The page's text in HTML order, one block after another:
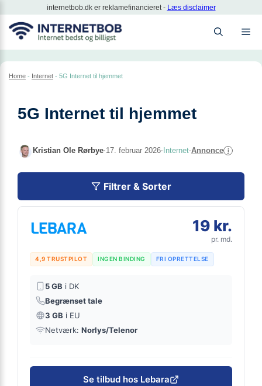
indhold
internetbob.dk er reklamefinancieret - Læs disclaimer
Home - Internet - 5G Internet til hjemmet
5G Internet til hjemmet
Kristian Ole Rørbye·17. februar 2026·Internet·Annonce i
Filtrer & Sorter
19 kr.
pr. md.
4,9 TRUSTPILOT INGEN BINDING FRI OPRETTELSE
5 GB i DK
Begrænset tale
3 GB i EU
Netværk: Norlys/Telenor
Se tilbud hos Lebara